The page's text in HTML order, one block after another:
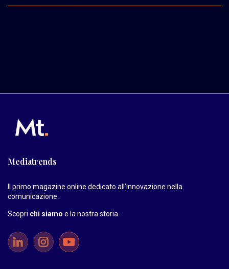
Mediatrends
Il primo magazine online dedicato all’innovazione nella
comunicazione.
Scopri chi siamo e la nostra storia